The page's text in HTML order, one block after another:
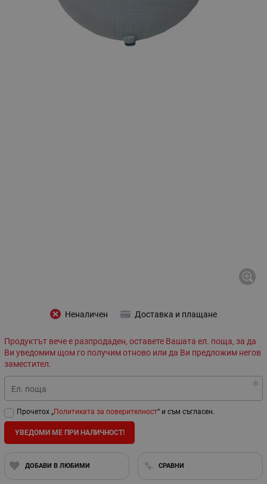
Неналичен Доставка и плащане
Продуктът вече е разпродаден, оставете Вашата ел. поща, за да
Ви уведомим щом го получим отново или да Ви предложим негов
заместител.
Ел. поща
Прочетох „Политиката за поверителност“ и съм съгласен.
УВЕДОМИ МЕ ПРИ НАЛИЧНОСТ!
ДОБАВИ В ЛЮБИМИ СРАВНИ